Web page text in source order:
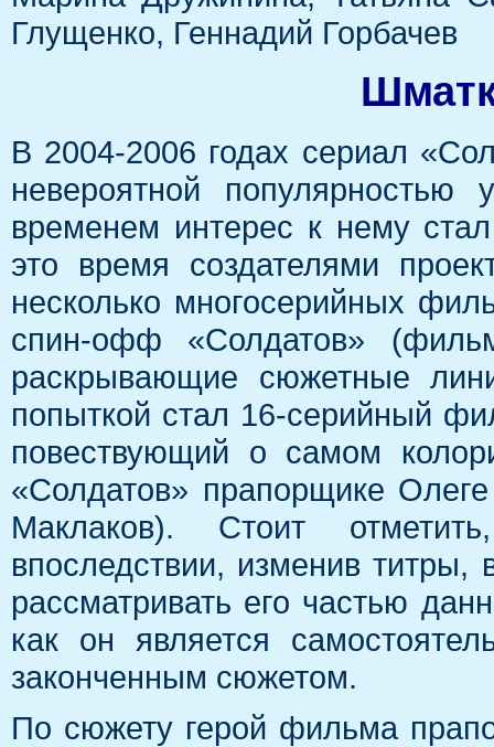
Глущенко, Геннадий Горбачев
В 2004-2006 годах сериал
невероятной
временем интерес к нему
это время создателями
несколько многосерийных
спин-офф «Солдатов»
раскрывающие сюжетные
попыткой стал 16-серийный
повествующий о самом
«Солдатов» прапорщике
Маклаков). Стоит
впоследствии, изменив
рассматривать его частью
как он является
законченным сюжетом.
По сюжету герой фильма